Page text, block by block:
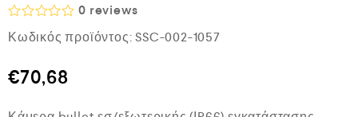
Β
α
μ
ο
0 reviews
Κωδικός προϊόντος: SSC-002-1057
€70,68